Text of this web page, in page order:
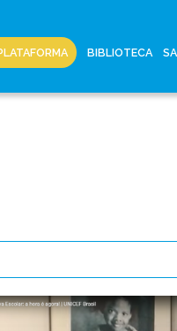
BIBLIOTECA